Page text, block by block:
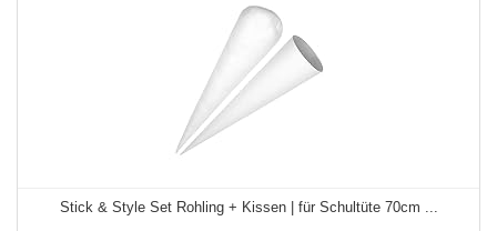
Stick & Style Set Rohling + Kissen | für Schultüte 70cm ...